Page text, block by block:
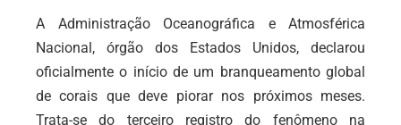
A Administração Oceanográfica e Atmosférica
Nacional, órgão dos Estados Unidos, declarou
oficialmente o início de um branqueamento global
de corais que deve piorar nos próximos meses.
Trata-se do terceiro registro do fenômeno na